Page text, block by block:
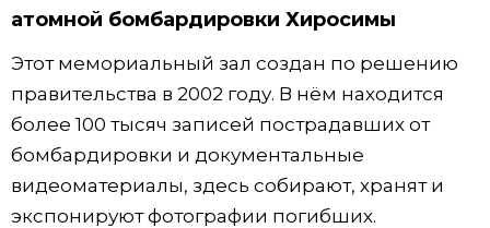
атомной бомбардировки Хиросимы
Этот мемориальный зал создан по решению
правительства в 2002 году. В нём находится
более 100 тысяч записей пострадавших от
бомбардировки и документальные
видеоматериалы, здесь собирают, хранят и
экспонируют фотографии погибших.